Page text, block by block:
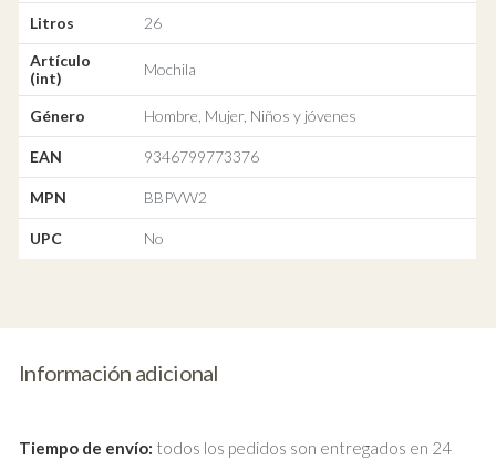
Litros
26
Artículo
(int)
Mochila
Género Hombre, Mujer, Niños y jóvenes
EAN 9346799773376
MPN BBPVW2
UPC No
Información adicional
Tiempo de envío: todos los pedidos son entregados en 24